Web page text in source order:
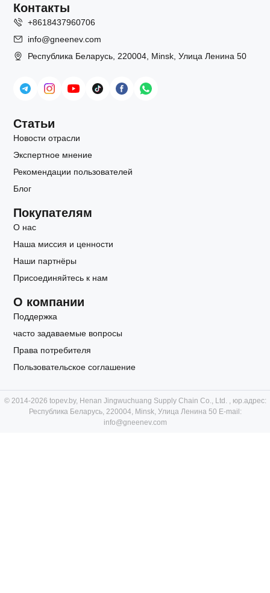
Контакты
+8618437960706
info@gneenev.com
Республика Беларусь, 220004, Minsk, Улица Ленина 50
Статьи
Новости отрасли
Экспертное мнение
Рекомендации пользователей
Блог
Покупателям
О нас
Наша миссия и ценности
Наши партнёры
Присоединяйтесь к нам
О компании
Поддержка
часто задаваемые вопросы
Права потребителя
Пользовательское соглашение
© 2014-2026 topev.by, Henan Jingwuchuang Supply Chain Co., Ltd. , юр.адрес:
Республика Беларусь, 220004, Minsk, Улица Ленина 50 E-mail:
info@gneenev.com